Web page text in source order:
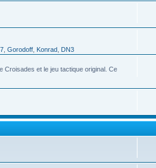
Gorodoff Konrad DN3
Croisades et le jeu tactique original. Ce